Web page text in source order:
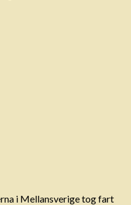
i Mellansverige tog fart